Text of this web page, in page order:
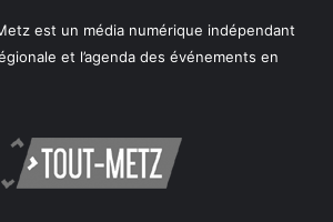
est un média numérique indépendant
et l’agenda des événements en